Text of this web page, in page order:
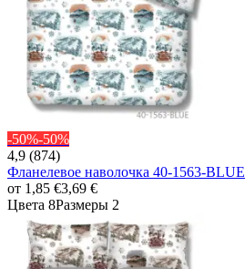
-50%-50%
4,9 (874)
Фланелевое наволочка 40-1563-BLUE
от 1,85 €3,69 €
Цвета 8Размеры 2